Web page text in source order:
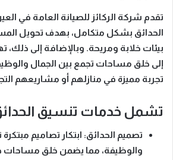
تقدم شركة الركائز للصيانة العامة في
الحدائق بشكل متكامل، بهدف تحويل
بيئات خلابة ومريحة. وبالإضافة إلى ذلك،
إلى خلق مساحات تجمع بين الجمال
تجربة مميزة في منازلهم أو مشاريعهم
تشمل خدمات تنسيق
تصميم الحدائق: ابتكار تصاميم
والوظيفة، مما يضمن خلق مساحات